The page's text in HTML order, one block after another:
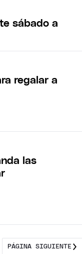
sábado a
regalar a
las
PÁGINA SIGUIENTE